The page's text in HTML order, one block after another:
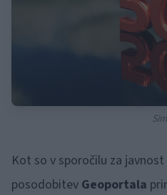
Kot so v sporočilu za
posodobitev Geoportala